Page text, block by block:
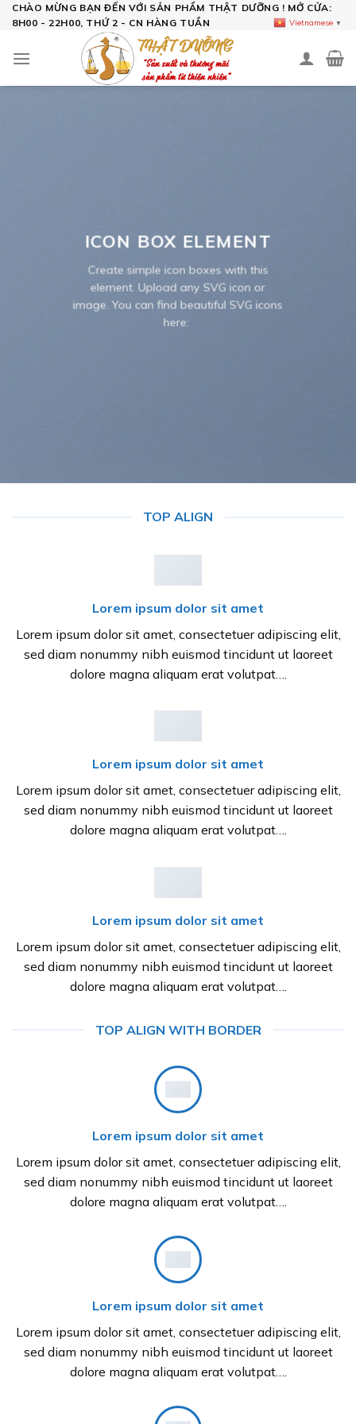
SkipCHÀO MỪNG BẠN ĐẾN VỚI SẢN PHẨM THẬT DƯỠNG ! MỞ CỬA:
8H00 - 22H00, THỨ 2 - CN HÀNG TUẦN
ICON BOX ELEMENT
Create simple icon boxes with this
element. Upload any SVG icon or
image. You can find beautiful SVG icons
here:
TOP ALIGN
Lorem ipsum dolor sit amet
Lorem ipsum dolor sit amet, consectetuer adipiscing elit,
sed diam nonummy nibh euismod tincidunt ut laoreet
dolore magna aliquam erat volutpat….
Lorem ipsum dolor sit amet
Lorem ipsum dolor sit amet, consectetuer adipiscing elit,
sed diam nonummy nibh euismod tincidunt ut laoreet
dolore magna aliquam erat volutpat….
Lorem ipsum dolor sit amet
Lorem ipsum dolor sit amet, consectetuer adipiscing elit,
sed diam nonummy nibh euismod tincidunt ut laoreet
dolore magna aliquam erat volutpat….
TOP ALIGN WITH BORDER
Lorem ipsum dolor sit amet
Lorem ipsum dolor sit amet, consectetuer adipiscing elit,
sed diam nonummy nibh euismod tincidunt ut laoreet
dolore magna aliquam erat volutpat….
Lorem ipsum dolor sit amet
Lorem ipsum dolor sit amet, consectetuer adipiscing elit,
sed diam nonummy nibh euismod tincidunt ut laoreet
dolore magna aliquam erat volutpat….
Vietnamese ▼